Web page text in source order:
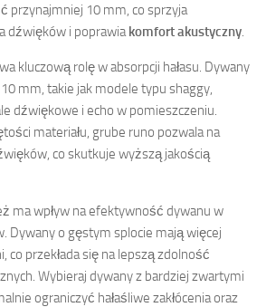
przynajmniej 10 mm, co sprzyja
dźwięków i poprawia komfort akustyczny
kluczową rolę w absorpcji hałasu. Dywany
mm, takie jak modele typu shaggy,
dźwiękowe i echo w pomieszczeniu.
materiału, grube runo pozwala na
co skutkuje wyższą jakością
ma wpływ na efektywność dywanu w
Dywany o gęstym splocie mają więcej
co przekłada się na lepszą zdolność
Wybieraj dywany z bardziej zwartymi
ograniczyć hałaśliwe zakłócenia oraz